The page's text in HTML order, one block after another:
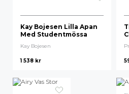
Rifle Paper
QlockTwo
Louis Poulsen
Kay Bojesen Lilla Apan
Med Studentmössa
Kay Bojesen
1 538 kr